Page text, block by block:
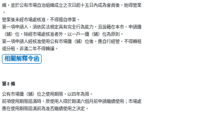
織，並於公有市場自治組織成立之次日起十五日內成為會員後，始得營業
。
營業後未經市場處核准，不得擅自停業。
第一項申請人，須依民法規定具有完全行為能力，且設籍在本市。申請攤
（鋪）位，除經市場處核准者外，以一戶一攤（鋪）位為原則。
第一項申請人經核准使用公有市場攤（鋪）位後，應自行經營，不得轉租
或分租，非滿二年不得轉讓。
相關解釋令函
第 8 條
公有市場攤（鋪）位之使用期限，以四年為限。
前項使用期限屆滿時，原使用人得於期滿六個月前申請繼續使用；市場處
應在使用期限屆滿前為准否繼續使用之決定。